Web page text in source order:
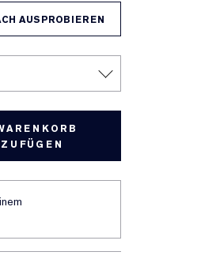
AUSPROBIEREN